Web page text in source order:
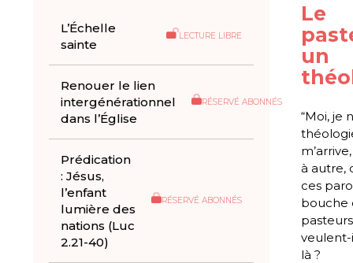
L’Échelle
sainte
LECTURE LIBRE
Renouer le lien
intergénérationnel
dans l’Église
RÉSERVÉ ABONNÉS
Prédication
: Jésus,
l’enfant
lumière des
nations (Luc
2.21-40)
RÉSERVÉ ABONNÉS
Le
un
“Moi, je
à autre,
ces
bouche
veulent-
là ?